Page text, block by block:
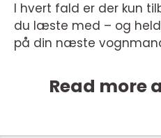
I hvert fald er der kun
du læste med – og
på din næste
Read more